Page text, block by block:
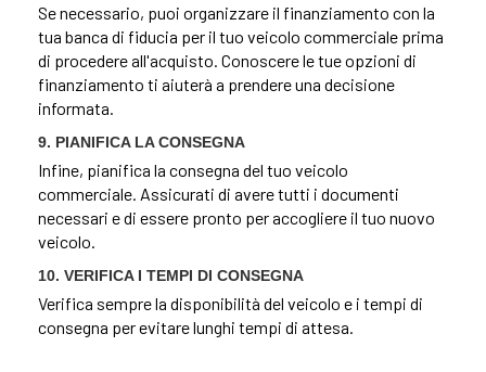
Se necessario, puoi organizzare il finanziamento con la
tua banca di fiducia per il tuo veicolo commerciale prima
di procedere all'acquisto. Conoscere le tue opzioni di
finanziamento ti aiuterà a prendere una decisione
informata.
9. PIANIFICA LA CONSEGNA
Infine, pianifica la consegna del tuo veicolo
commerciale. Assicurati di avere tutti i documenti
necessari e di essere pronto per accogliere il tuo nuovo
veicolo.
10. VERIFICA I TEMPI DI CONSEGNA
Verifica sempre la disponibilità del veicolo e i tempi di
consegna per evitare lunghi tempi di attesa.